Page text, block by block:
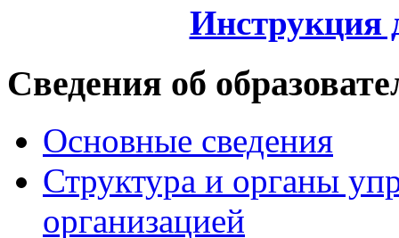
Инструкция
Сведения об
Основные сведения
Структура и органы
организацией